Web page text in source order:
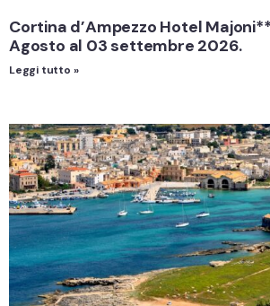
Cortina d’Ampezzo Hotel
Agosto al 03 settembre 2026.
Leggi tutto »